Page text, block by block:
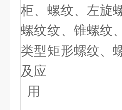
柜、
螺纹
类型
及应
用
螺纹、左旋
纹、锥螺纹
矩形螺纹、